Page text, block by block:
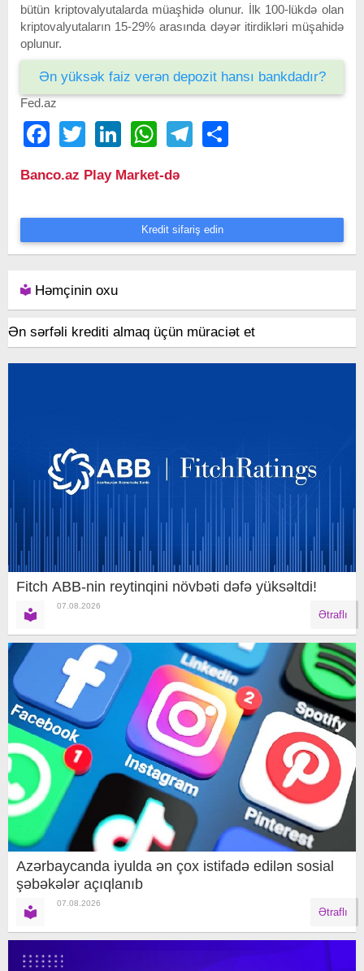
bütün kriptovalyutalarda müaşhidə olunur. İlk 100-lükdə olan
kriptovalyutaların 15-29% arasında dəyər itirdikləri müşahidə
oplunur.
Ən yüksək faiz verən depozit hansı bankdadır?
Fed.az
FacebookTwitter LinkedIn WhatsAppTelegram
Banco.az Play Market-də
Kredit sifariş edin
Həmçinin oxu
Ən sərfəli krediti almaq üçün müraciət et
Fitch ABB-nin reytinqini növbəti dəfə yüksəltdi!
07.08.2026
Ətraflı
Azərbaycanda iyulda ən çox istifadə edilən sosial
şəbəkələr açıqlanıb
07.08.2026
Ətraflı